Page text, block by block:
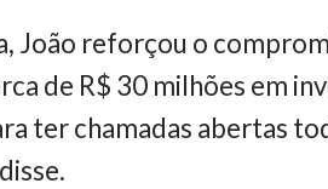
João reforçou o
de R$ 30 milhões em
ter chamadas abertas